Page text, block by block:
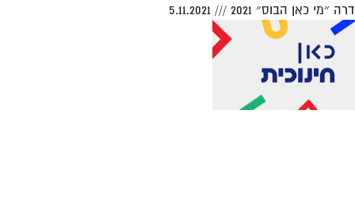
״מי כאן הבוס״ 2021 ///
5.11.2021